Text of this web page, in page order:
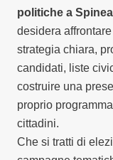
politiche a
desidera
strategia chiara,
candidati, liste
costruire una
proprio
cittadini.
Che si tratti di